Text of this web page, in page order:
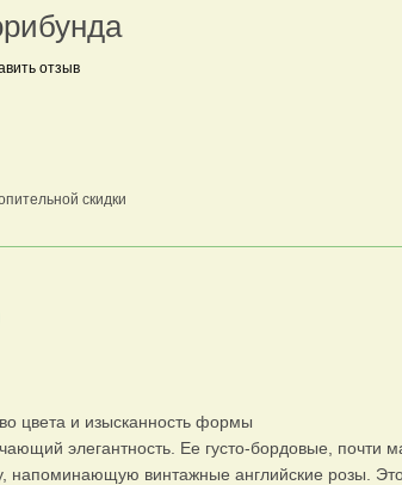
отзыв
скидки
цвета и изысканность формы
элегантность. Ее густо-бордовые, почти
напоминающую винтажные английские розы.